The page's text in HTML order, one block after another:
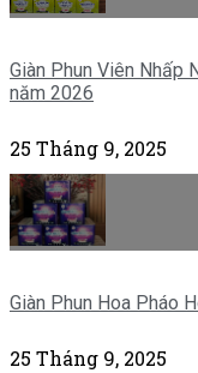
Giàn Phun Viên Nhấp
năm 2026
25 Tháng 9, 2025
Giàn Phun Hoa Pháo
25 Tháng 9, 2025